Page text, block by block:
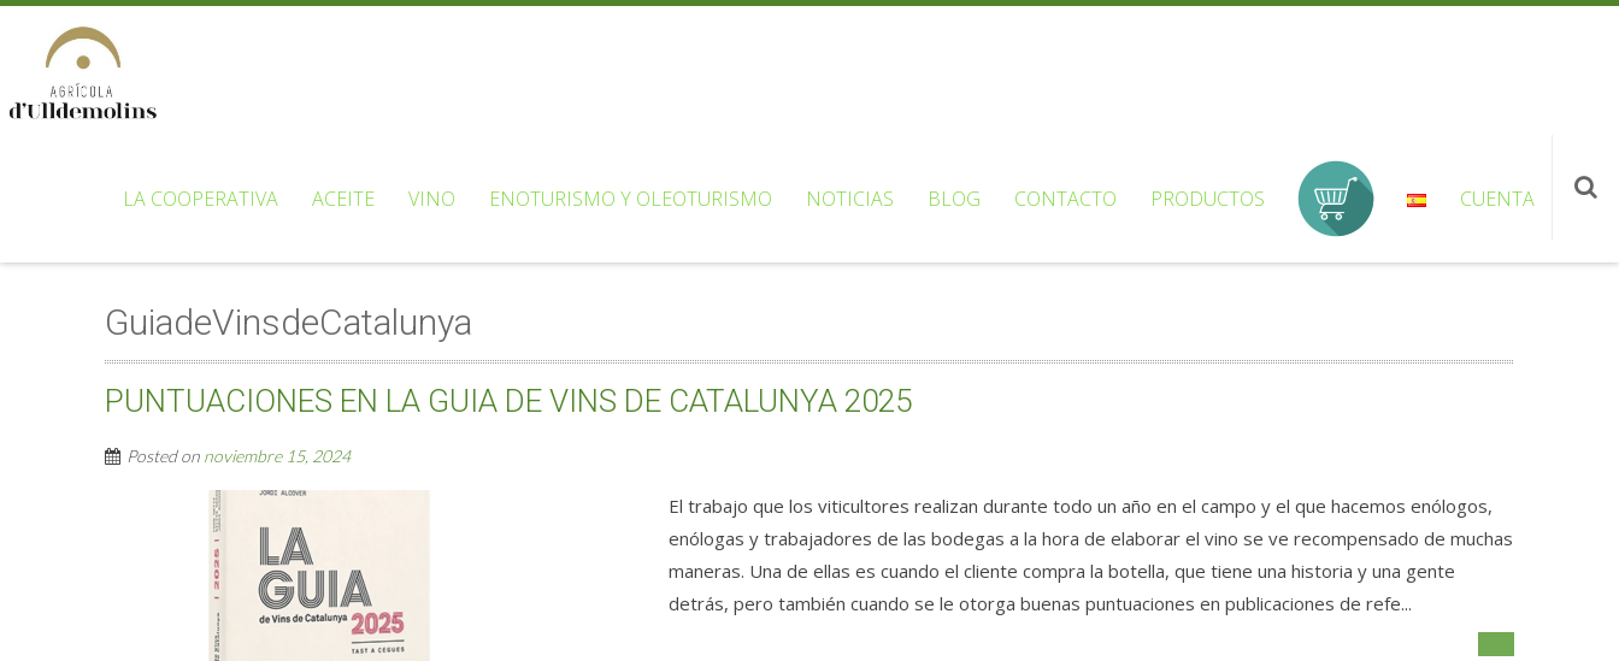
LA COOPERATIVA ACEITE VINO ENOTURISMO Y OLEOTURISMO NOTICIAS BLOG CONTACTO PRODUCTOS CUENTA
GuiadeVinsdeCatalunya
PUNTUACIONES EN LA GUIA DE VINS DE CATALUNYA 2025
Posted on noviembre 15, 2024
El trabajo que los viticultores realizan durante todo un año en el campo y el que hacemos enólogos,
enólogas y trabajadores de las bodegas a la hora de elaborar el vino se ve recompensado de muchas
maneras. Una de ellas es cuando el cliente compra la botella, que tiene una historia y una gente
detrás, pero también cuando se le otorga buenas puntuaciones en publicaciones de refe...